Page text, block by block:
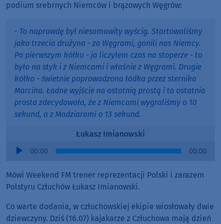
podium srebrnych Niemców i brązowych Węgrów:
- To naprawdę był niesamowity wyścig. Startowaliśmy
jako trzecia drużyna - za Węgrami, gonili nas Niemcy.
Po pierwszym kółku - ja liczyłem czas na stoperze - to
było na styk i z Niemcami i właśnie z Węgrami. Drugie
kółko - świetnie poprowadzona łódka przez sternika
Marcina. Ładne wyjście na ostatnią prostą i ta ostatnia
prosta zdecydowała, że z Niemcami wygraliśmy o 10
sekund, a z Madziarami o 13 sekund.
Łukasz Imianowski
Audio
00:00 00:00
Mówi Weekend FM trener reprezentacji Polski i zarazem
Polstyru Człuchów Łukasz Imianowski.
Co warte dodania, w człuchowskiej ekipie wiosłowały dwie
dziewczyny. Dziś (16.07) kajakarze z Człuchowa mają dzień